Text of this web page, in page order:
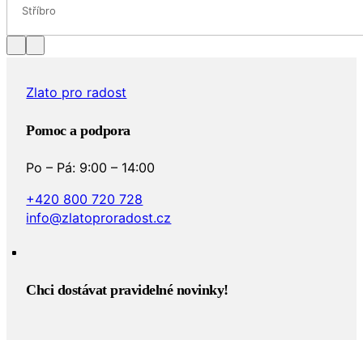
Stříbro
Zlato pro radost
Pomoc a podpora
Po – Pá: 9:00 – 14:00
+420 800 720 728
info@zlatoproradost.cz
Chci dostávat pravidelné novinky!​